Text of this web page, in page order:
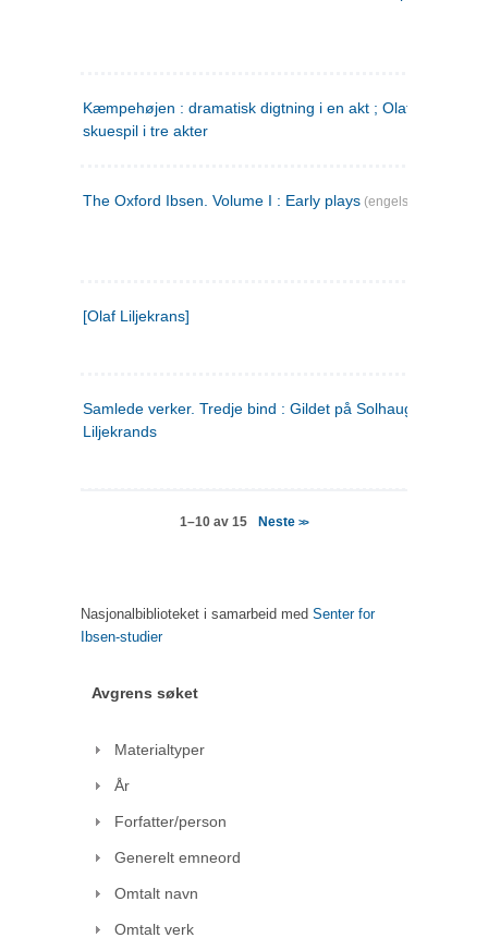
Kæmpehøjen : dramatisk digtning i en akt ; Olaf Liljekrans :
skuespil i tre akter
The Oxford Ibsen. Volume I : Early plays (engelsk)
[Olaf Liljekrans]
Samlede verker. Tredje bind : Gildet på Solhaug ; Olaf
Liljekrands
1–10 av 15 Neste>>
Nasjonalbiblioteket i samarbeid med Senter for
Ibsen-studier
Avgrens søket
Materialtyper
År
Forfatter/person
Generelt emneord
Omtalt navn
Omtalt verk